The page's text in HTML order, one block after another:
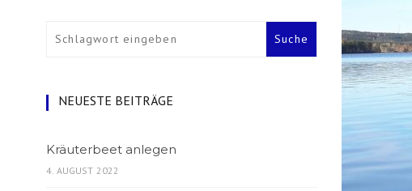
NEUESTE BEITRÄGE
Kräuterbeet anlegen
4. AUGUST 2022